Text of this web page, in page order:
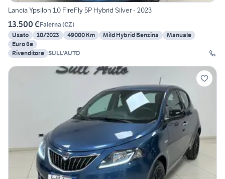
Lancia Ypsilon 1.0 FireFly 5P Hybrid Silver - 2023
13.500 €Falerna (CZ)
Usato
10/2023 49000 Km Mild Hybrid Benzina
Manuale
Euro 6e
Rivenditore SULL'AUTO